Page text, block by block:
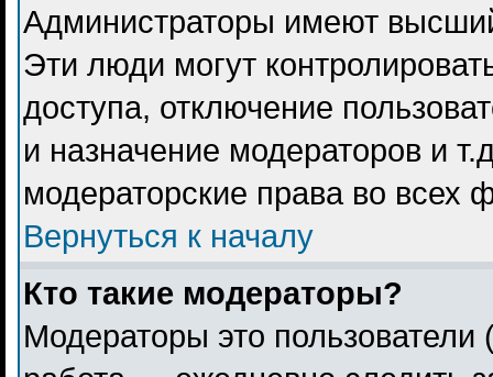
Администраторы имеют
Эти люди могут
доступа, отключение
и назначение модераторов и
модераторские права во всех
Вернуться к началу
Кто такие модераторы?
Модераторы это пользователи